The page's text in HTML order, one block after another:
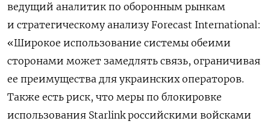
ведущий аналитик по оборонным рынкам
и стратегическому анализу Forecast International:
«Широкое использование системы обеими
сторонами может замедлять связь, ограничивая
ее преимущества для украинских операторов.
Также есть риск, что меры по блокировке
использования Starlink российскими войсками